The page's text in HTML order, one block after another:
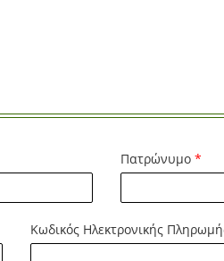
Πατρώνυμο *
Κωδικός Ηλεκτρονικής